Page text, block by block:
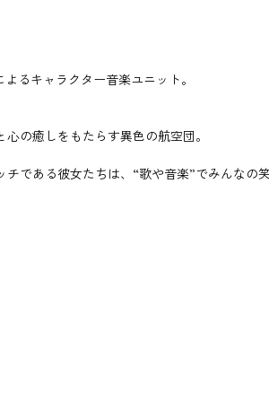
るキャラクター音楽ユニット。
の癒しをもたらす異色の航空団。
である彼女たちは、“歌や音楽”でみんなの